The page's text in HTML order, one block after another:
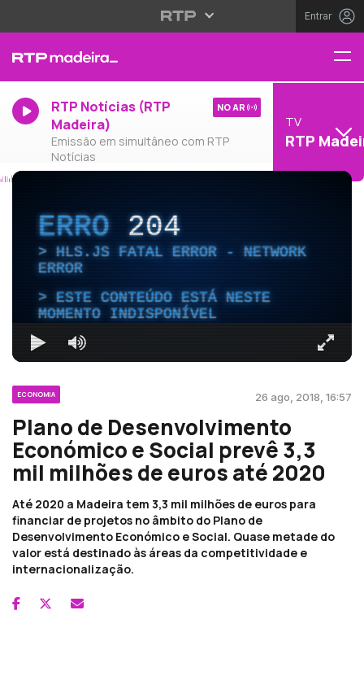
Entrar
RTP Notícias (RTP
Madeira)
Emissão em simultâneo com RTP
Notícias
NO AR
TV
RTP
ERRO204
HLS.JS FATAL ERROR - NETWORK
ERROR
ESTE CONTEÚDO ESTÁ NESTE
MOMENTO INDISPONÍVEL
ECONOMIA 26 ago, 2018, 16:57
Plano de Desenvolvimento
Económico e Social prevê 3,3
mil milhões de euros até 2020
Até 2020 a Madeira tem 3,3 mil milhões de euros para
financiar de projetos no âmbito do Plano de
Desenvolvimento Económico e Social. Quase metade do
valor está destinado às áreas da competitividade e
internacionalização.